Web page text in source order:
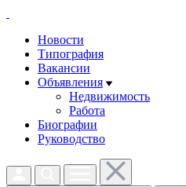
Новости
Типография
Вакансии
Объявления
Недвижимость
Работа
Биографии
Руководство